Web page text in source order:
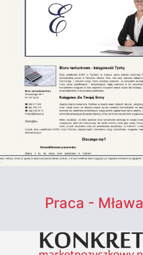
Praca - Mława